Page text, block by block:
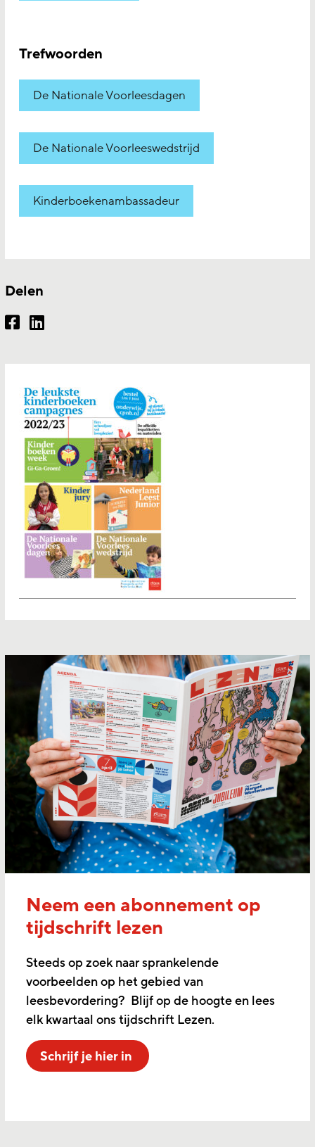
Trefwoorden
De Nationale Voorleesdagen
De Nationale Voorleeswedstrijd
Kinderboekenambassadeur
Delen
Neem een abonnement op
tijdschrift lezen
Steeds op zoek naar sprankelende
voorbeelden op het gebied van
leesbevordering? Blijf op de hoogte en lees
elk kwartaal ons tijdschrift Lezen.
Schrijf je hier in